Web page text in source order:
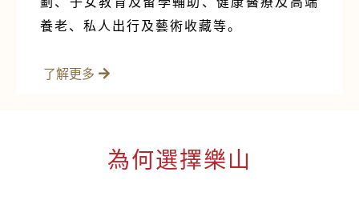
養老、私人出行及藝術收藏等。
了解更多
為何選擇樂山